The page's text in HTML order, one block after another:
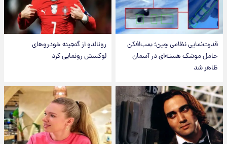
قدرت‌نمایی نظامی چین؛ بمب‌افکن
حامل موشک هسته‌ای در آسمان
ظاهر شد
رونالدو از گنجینه خودروهای
لوکسش رونمایی کرد